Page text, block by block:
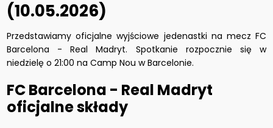
(10.05.2026)
Przedstawiamy oficjalne wyjściowe jedenastki na mecz FC
Barcelona - Real Madryt. Spotkanie rozpocznie się w
niedzielę o 21:00 na Camp Nou w Barcelonie.
FC Barcelona - Real Madryt
oficjalne składy